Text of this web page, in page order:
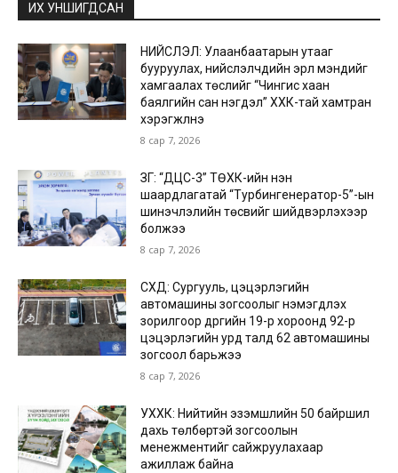
ИХ УНШИГДСАН
НИЙСЛЭЛ: Улаанбаатарын утааг
бууруулах, нийслэлчүүдийн эрүүл мэндийг
хамгаалах төслийг “Чингис хаан
баялгийн сан нэгдэл” ХХК-тай хамтран
хэрэгжүүлнэ
8 сар 7, 2026
ЗГ: “ДЦС-3” ТӨХК-ийн нэн
шаардлагатай “Турбингенератор-5”-ын
шинэчлэлийн төсвийг шийдвэрлэхээр
болжээ
8 сар 7, 2026
СХД: Сургууль, цэцэрлэгийн
автомашины зогсоолыг нэмэгдүүлэх
зорилгоор дүүргийн 19-р хороонд 92-р
цэцэрлэгийн урд талд 62 автомашины
зогсоол барьжээ
8 сар 7, 2026
УХХК: Нийтийн эзэмшлийн 50 байршил
дахь төлбөртэй зогсоолын
менежментийг сайжруулахаар
ажиллаж байна